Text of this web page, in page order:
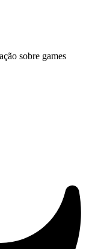
sobre games